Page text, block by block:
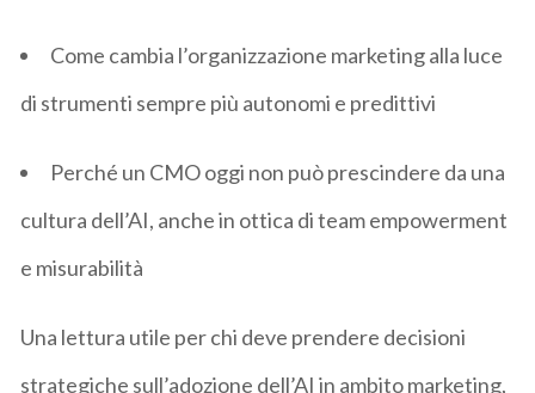
Come cambia l’organizzazione marketingalla luce
di strumenti sempre più autonomi e predittivi
Perché un CMO oggi non può prescindere da una
cultura dell’AI, anche in ottica di team empowerment
e misurabilità
Una lettura utile perchi deve prendere decisioni
strategiche sull’adozione dell’AI in ambito marketing,